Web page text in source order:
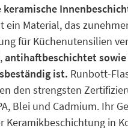
keramische
ein Material, das
für Küchenutensilien
antihaftbeschichtet
ist. Runbott-
den strengsten
Blei und Cadmium. Ihr
Keramikbeschichtung in